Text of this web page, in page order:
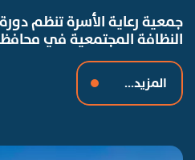
جمعية رعاية الأسرة تنظم
النظافة المجتمعية في
المزيد...